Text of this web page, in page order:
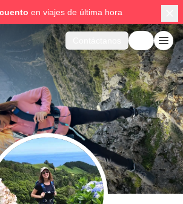
en viajes de última hora